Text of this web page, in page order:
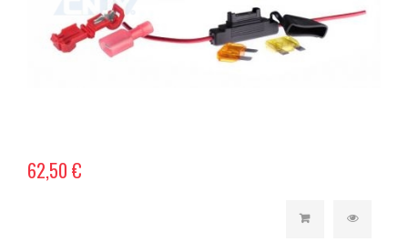
62,50 €